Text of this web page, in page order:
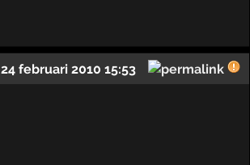
24 februari 2010 15:53